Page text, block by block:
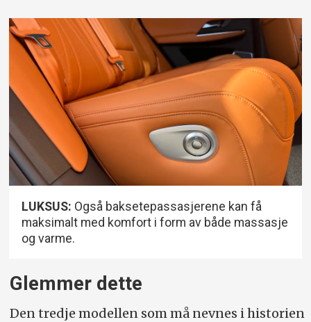
LUKSUS: Også baksetepassasjerene kan få
maksimalt med komfort i form av både massasje
og varme.
Glemmer dette
Den tredje modellen som må nevnes i historien